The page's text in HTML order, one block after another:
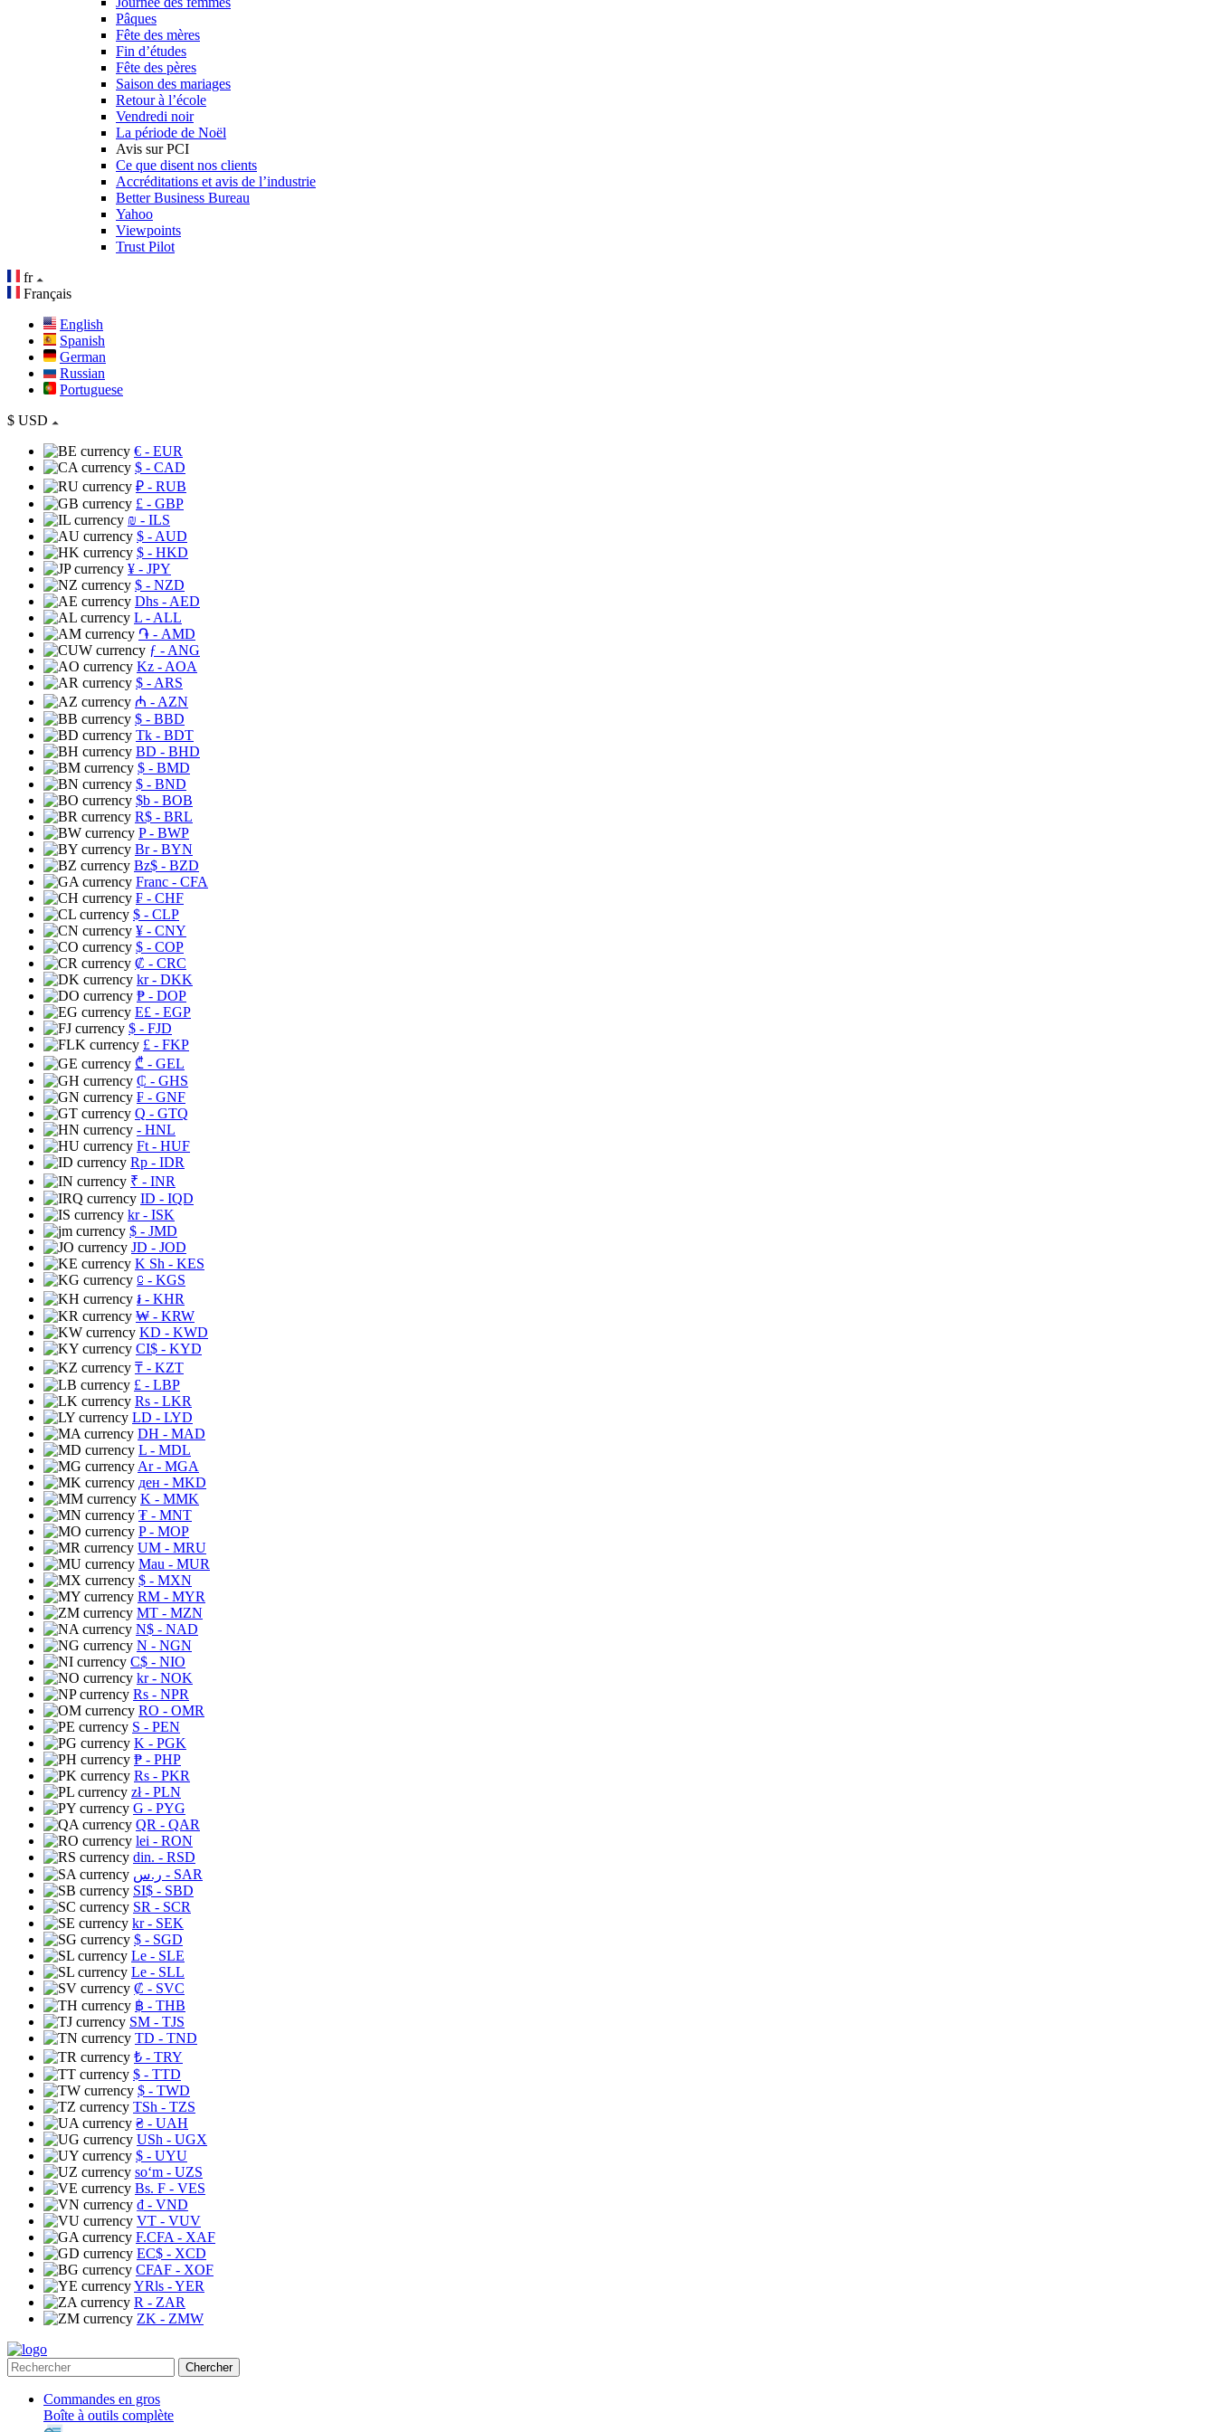
Pâques
Fête des mères
Fin d’études
Fête des pères
Saison des mariages
Retour à l’école
Vendredi noir
La période de Noël
Avis sur PCI
Ce que disent nos clients
Accréditations et avis de l’industrie
Better Business Bureau
Yahoo
Viewpoints
Trust Pilot
fr
Français
English
Spanish
German
Russian
Portuguese
$ USD
€ - EUR
$ - CAD
₽ - RUB
£ - GBP
₪ - ILS
$ - AUD
$ - HKD
¥ - JPY
$ - NZD
Dhs - AED
L - ALL
֏ - AMD
ƒ - ANG
Kz - AOA
$ - ARS
₼ - AZN
$ - BBD
Tk - BDT
BD - BHD
$ - BMD
$ - BND
$b - BOB
R$ - BRL
P- BWP
Br- BYN
Bz$ - BZD
Franc - CFA
₣ - CHF
$ - CLP
¥ - CNY
$ - COP
₡ - CRC
kr- DKK
₱ - DOP
E£ - EGP
$ - FJD
£ - FKP
₾ - GEL
₵ - GHS
₣ - GNF
Q - GTQ
- HNL
Ft - HUF
Rp - IDR
₹ - INR
ID - IQD
kr- ISK
$ - JMD
JD - JOD
K Sh - KES
⃀ - KGS
៛ - KHR
₩ - KRW
KD - KWD
CI$ - KYD
₸ - KZT
£ - LBP
Rs - LKR
LD - LYD
DH - MAD
L - MDL
Ar- MGA
ден - MKD
K - MMK
₮ - MNT
P- MOP
UM - MRU
Mau - MUR
$ - MXN
RM - MYR
MT - MZN
N$ - NAD
N - NGN
C$ - NIO
kr- NOK
Rs - NPR
RO - OMR
S - PEN
K - PGK
₱ - PHP
Rs - PKR
zł- PLN
G - PYG
QR - QAR
lei - RON
din. - RSD
ر.س - SAR
SI$ - SBD
SR - SCR
kr- SEK
$ - SGD
Le - SLE
Le - SLL
₡ - SVC
฿ - THB
ЅМ - TJS
TD - TND
₺ - TRY
$ - TTD
$ - TWD
TSh - TZS
₴ - UAH
USh - UGX
$ - UYU
soʻm - UZS
Bs. F - VES
₫ - VND
VT - VUV
F.CFA - XAF
EC$ - XCD
CFAF - XOF
YRls - YER
R - ZAR
ZK - ZMW
Chercher
Commandes en gros
Boîte à outils complète